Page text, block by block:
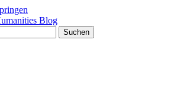
Humanities
goes digital humanities